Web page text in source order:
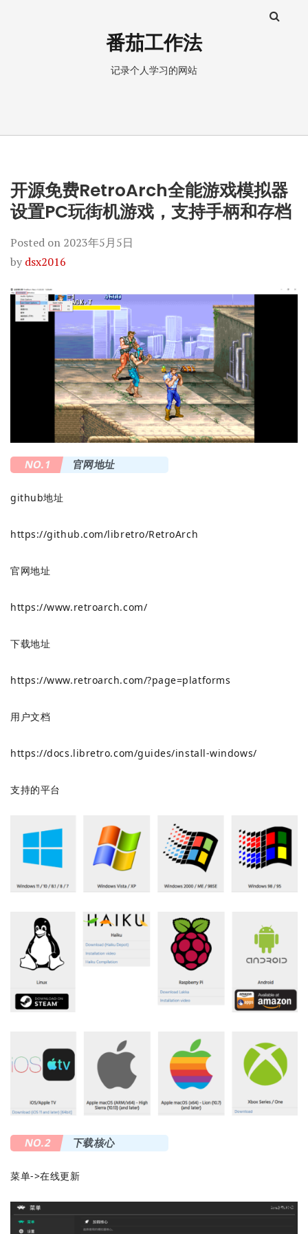
番茄工作法
记录个人学习的网站
开源免费RetroArch全能游戏模拟器
设置PC玩街机游戏，支持手柄和存档
Posted on 2023年5月5日
by dsx2016
NO.1 官网地址
github地址
https://github.com/libretro/RetroArch
官网地址
https://www.retroarch.com/
下载地址
https://www.retroarch.com/?page=platforms
用户文档
https://docs.libretro.com/guides/install-windows/
支持的平台
NO.2 下载核心
菜单->在线更新